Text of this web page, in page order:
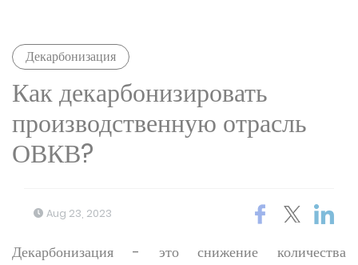
Декарбонизация
Как декарбонизировать
производственную отрасль
ОВКВ?
Aug 23, 2023
Декарбонизация - это снижение количества